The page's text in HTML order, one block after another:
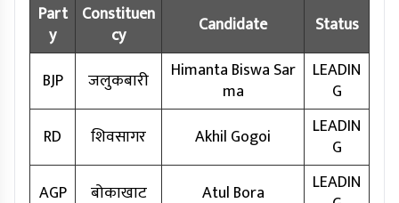
Part
y
Constituen
cy
Candidate Status
BJP जलुकबारी
Himanta Biswa Sar
ma
LEADIN
G
RD
शिवसागर Akhil Gogoi
LEADIN
G
AGP
बोकाखाट Atul Bora
LEADIN